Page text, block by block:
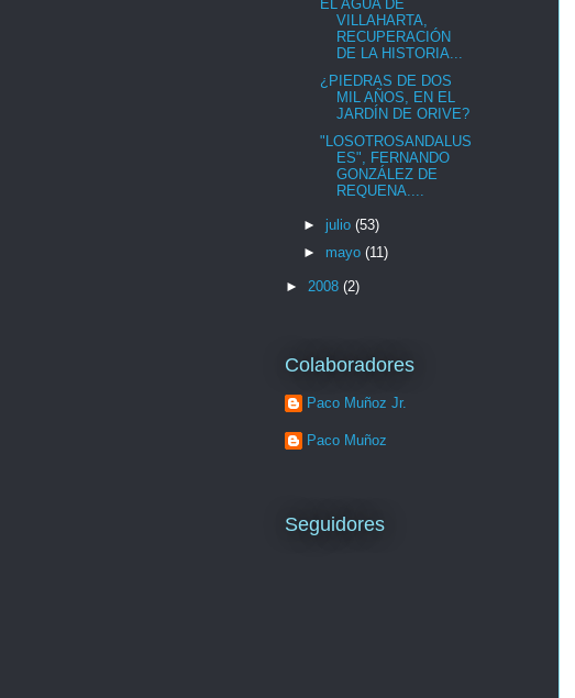
EL AGUA DE
VILLAHARTA,
RECUPERACIÓN
DE LA HISTORIA...
¿PIEDRAS DE DOS
MIL AÑOS, EN EL
JARDÍN DE ORIVE?
"LOSOTROSANDALUS
ES", FERNANDO
GONZÁLEZ DE
REQUENA....
► julio (53)
► mayo (11)
► 2008 (2)
Colaboradores
Paco Muñoz Jr.
Paco Muñoz
Seguidores